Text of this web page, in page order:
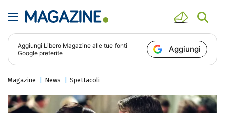
Aggiungi Libero Magazine alle tue fonti
Google preferite
Aggiungi
Magazine News Spettacoli